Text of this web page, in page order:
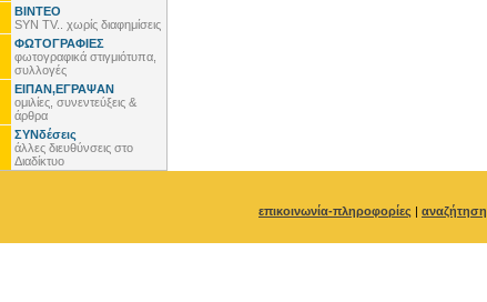
ΒΙΝΤΕΟ
SYN TV.. χωρίς διαφημίσεις
ΦΩΤΟΓΡΑΦΙΕΣ
φωτογραφικά στιγμιότυπα,
συλλογές
ΕΙΠΑΝ,ΕΓΡΑΨΑΝ
ομιλίες, συνεντεύξεις &
άρθρα
ΣΥΝδέσεις
άλλες διευθύνσεις στο
Διαδίκτυο
επικοινωνία-πληροφορίες | αναζήτηση